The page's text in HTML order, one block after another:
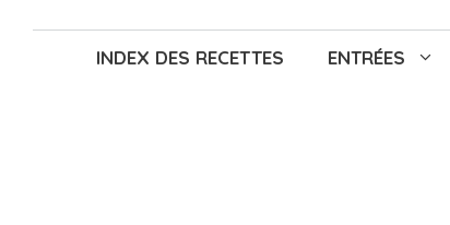
INDEX DES RECETTES ENTRÉES